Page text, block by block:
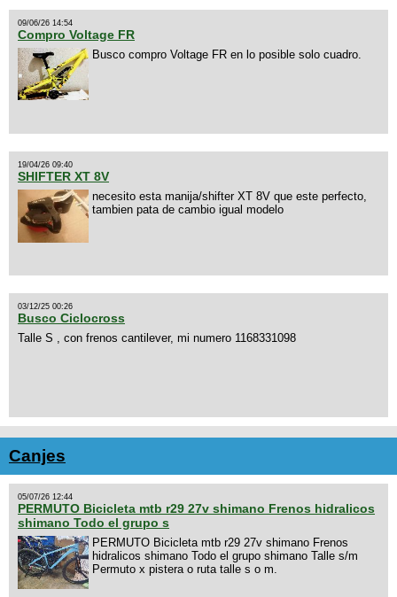
09/06/26 14:54
Compro Voltage FR
Busco compro Voltage FR en lo posible solo cuadro.
19/04/26 09:40
SHIFTER XT 8V
necesito esta manija/shifter XT 8V que este perfecto,
tambien pata de cambio igual modelo
03/12/25 00:26
Busco Ciclocross
Talle S , con frenos cantilever, mi numero 1168331098
Canjes
05/07/26 12:44
PERMUTO Bicicleta mtb r29 27v shimano Frenos hidralicos
shimano Todo el grupo s
PERMUTO Bicicleta mtb r29 27v shimano Frenos
hidralicos shimano Todo el grupo shimano Talle s/m
Permuto x pistera o ruta talle s o m.